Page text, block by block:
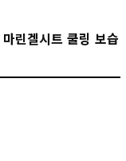
린겔시트 쿨링 보습